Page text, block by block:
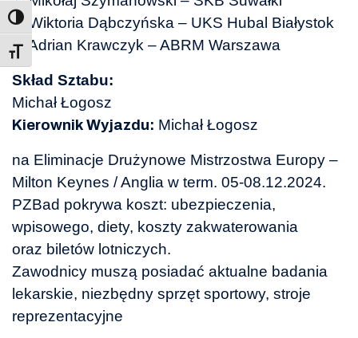
Toggle Font size
8. Wiktoria Dąbczyńska – UKS Hubal Białystok
9. Adrian Krawczyk – ABRM Warszawa
Skład Sztabu:
Michał Łogosz
Kierownik Wyjazdu: Michał Łogosz
na Eliminacje Drużynowe Mistrzostwa Europy –
Milton Keynes / Anglia w term. 05-08.12.2024.
PZBad pokrywa koszt: ubezpieczenia,
wpisowego, diety, koszty zakwaterowania
oraz biletów lotniczych.
Zawodnicy muszą posiadać aktualne badania
lekarskie, niezbędny sprzęt sportowy, stroje
reprezentacyjne